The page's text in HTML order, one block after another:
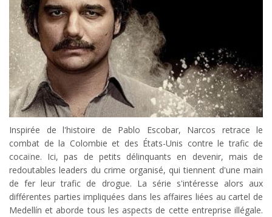
Inspirée de l'histoire de Pablo Escobar, Narcos retrace le
combat de la Colombie et des États-Unis contre le trafic de
cocaïne. Ici, pas de petits délinquants en devenir, mais de
redoutables leaders du crime organisé, qui tiennent d'une main
de fer leur trafic de drogue. La série s'intéresse alors aux
différentes parties impliquées dans les affaires liées au cartel de
Medellín et aborde tous les aspects de cette entreprise illégale.